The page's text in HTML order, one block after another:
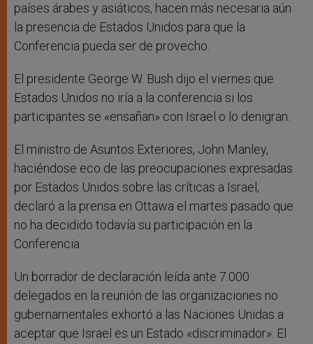
países árabes y asiáticos, hacen más necesaria aún
la presencia de Estados Unidos para que la
Conferencia pueda ser de provecho.
El presidente George W. Bush dijo el viernes que
Estados Unidos no iría a la conferencia si los
participantes se «ensañan» con Israel o lo denigran.
El ministro de Asuntos Exteriores, John Manley,
haciéndose eco de las preocupaciones expresadas
por Estados Unidos sobre las críticas a Israel,
declaró a la prensa en Ottawa el martes pasado que
no ha decidido todavía su participación en la
Conferencia.
Un borrador de declaración leída ante 7.000
delegados en la reunión de las organizaciones no
gubernamentales exhortó a las Naciones Unidas a
aceptar que Israel es un Estado «discriminador». El